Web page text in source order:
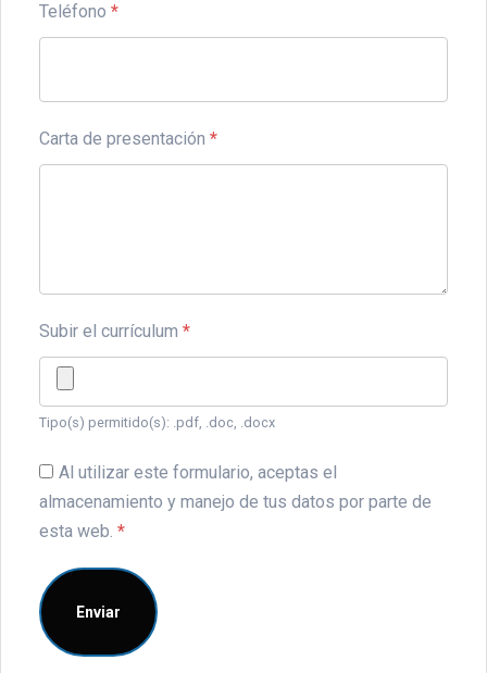
Teléfono *
Carta de presentación *
Subir el currículum *
Tipo(s) permitido(s): .pdf, .doc, .docx
Al utilizar este formulario, aceptas el
almacenamiento y manejo de tus datos por parte de
esta web. *